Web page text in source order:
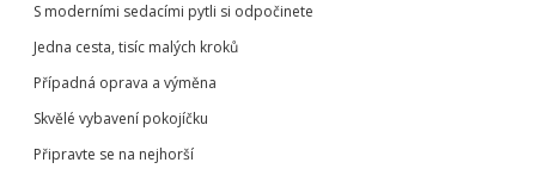
S moderními sedacími pytli si odpočinete
Jedna cesta, tisíc malých kroků
Případná oprava a výměna
Skvělé vybavení pokojíčku
Připravte se na nejhorší